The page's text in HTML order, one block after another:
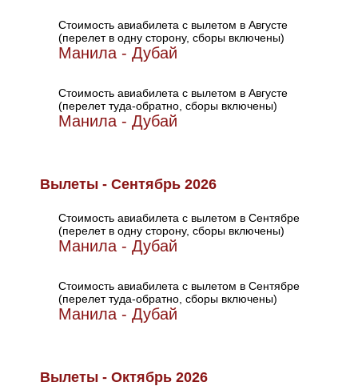
Стоимость авиабилета с вылетом в Августе
(перелет в одну сторону, сборы включены)
Манила - Дубай
Стоимость авиабилета с вылетом в Августе
(перелет туда-обратно, сборы включены)
Манила - Дубай
Вылеты - Сентябрь 2026
Стоимость авиабилета с вылетом в Сентябре
(перелет в одну сторону, сборы включены)
Манила - Дубай
Стоимость авиабилета с вылетом в Сентябре
(перелет туда-обратно, сборы включены)
Манила - Дубай
Вылеты - Октябрь 2026